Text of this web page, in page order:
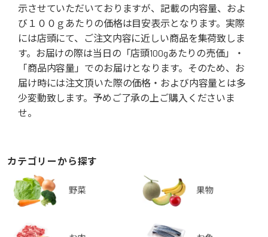
示させていただいておりますが、記載の内容量、およ
び１００ｇあたりの価格は目安表示となります。実際
には店頭にて、ご注文内容に近しい商品を集荷致しま
す。お届けの際は当日の「店頭100gあたりの売価」・
「商品内容量」でのお届けとなります。そのため、お
届け時には注文頂いた際の価格・および内容量とは多
少変動致します。予めご了承の上ご購入くださいま
せ。
カテゴリーから探す